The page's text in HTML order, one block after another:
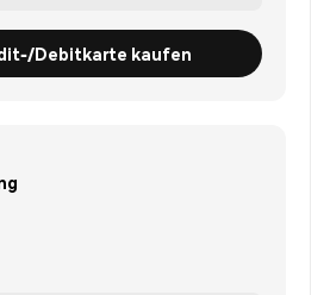
Debitkarte kaufen